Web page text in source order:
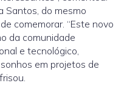
Santos, do mesmo
comemorar. “Este novo
da comunidade
e tecnológico,
em projetos de